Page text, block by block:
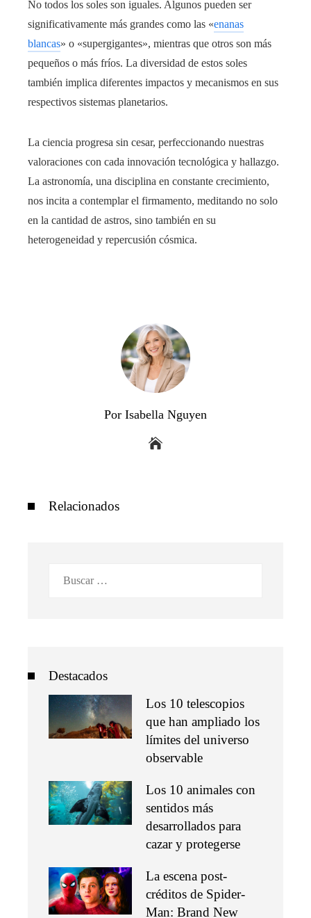
No todos los soles son iguales. Algunos pueden ser
significativamente más grandes como las «enanas
blancas» o «supergigantes», mientras que otros son más
pequeños o más fríos. La diversidad de estos soles
también implica diferentes impactos y mecanismos en sus
respectivos sistemas planetarios.
La ciencia progresa sin cesar, perfeccionando nuestras
valoraciones con cada innovación tecnológica y hallazgo.
La astronomía, una disciplina en constante crecimiento,
nos incita a contemplar el firmamento, meditando no solo
en la cantidad de astros, sino también en su
heterogeneidad y repercusión cósmica.
Por Isabella Nguyen
Relacionados
Destacados
Los 10 telescopios
que han ampliado los
límites del universo
observable
Los 10 animales con
sentidos más
desarrollados para
cazar y protegerse
La escena post-
créditos de Spider-
Man: Brand New